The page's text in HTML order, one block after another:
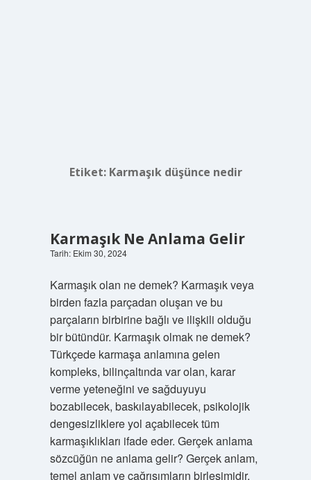
Etiket: Karmaşık düşünce nedir
Karmaşık Ne Anlama Gelir
Tarih: Ekim 30, 2024
Karmaşık olan ne demek? Karmaşık veya
birden fazla parçadan oluşan ve bu
parçaların birbirine bağlı ve ilişkili olduğu
bir bütündür. Karmaşık olmak ne demek?
Türkçede karmaşa anlamına gelen
kompleks, bilinçaltında var olan, karar
verme yeteneğini ve sağduyuyu
bozabilecek, baskılayabilecek, psikolojik
dengesizliklere yol açabilecek tüm
karmaşıklıkları ifade eder. Gerçek anlama
sözcüğün ne anlama gelir? Gerçek anlam,
temel anlam ve çağrışımların birleşimidir.